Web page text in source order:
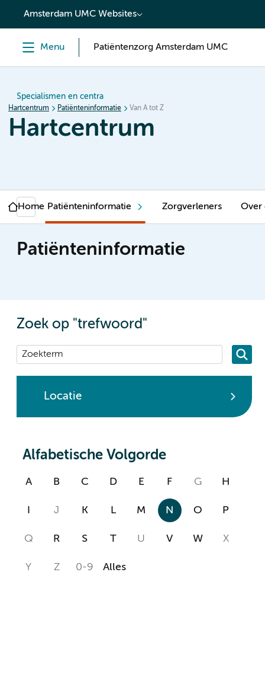
content
Amsterdam UMC Websites
Menu Patiëntenzorg Amsterdam UMC
Specialismen en centra
Hartcentrum Patiënteninformatie Van A tot Z
Hartcentrum
Home Patiënteninformatie Zorgverleners Over
Patiënteninformatie
Zoek op "trefwoord"
Locatie
Alfabetische Volgorde
A B C D E F G H
J K L M N O P
Q R S T U V W X
Y Z 0-9 Alles